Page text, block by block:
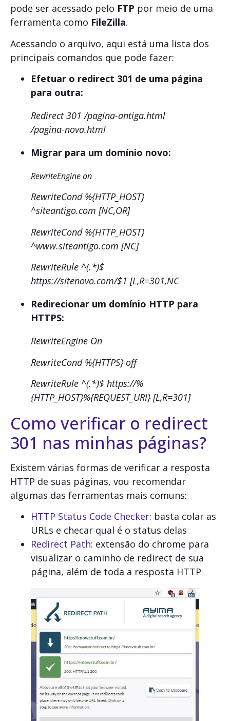
pode ser acessado pelo FTP por meio de uma
ferramenta como FileZilla.
Acessando o arquivo, aqui está uma lista dos
principais comandos que pode fazer:
Efetuar o redirect 301 de uma página
para outra:
Redirect 301 /pagina-antiga.html
/pagina-nova.html
Migrar para um domínio novo:
RewriteEngine on
RewriteCond %{HTTP_HOST}
^siteantigo.com [NC,OR]
RewriteCond %{HTTP_HOST}
^www.siteantigo.com [NC]
RewriteRule ^(.*)$
https://sitenovo.com/$1 [L,R=301,NC
Redirecionar um domínio HTTP para
HTTPS:
RewriteEngine On
RewriteCond %{HTTPS} off
RewriteRule ^(.*)$ https://%
{HTTP_HOST}%{REQUEST_URI} [L,R=301]
Como verificar o redirect
301 nas minhas páginas?
Existem várias formas de verificar a resposta
HTTP de suas páginas, vou recomendar
algumas das ferramentas mais comuns:
HTTP Status Code Checker: basta colar as
URLs e checar qual é o status delas
Redirect Path: extensão do chrome para
visualizar o caminho de redirect de sua
página, além de toda a resposta HTTP